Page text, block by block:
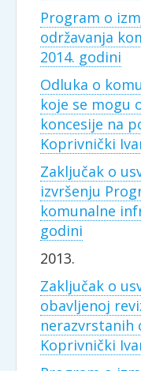
Program o
održavanja
2014. godini
Odluka o
koje se mogu
koncesije na
Koprivnički
Zaključak o
izvršenju
komunalne
godini
2013.
Zaključak o
obavljenoj
nerazvrstanih
Koprivnički